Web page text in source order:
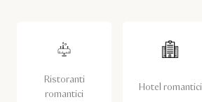
Ristoranti
romantici
Hotel romantici